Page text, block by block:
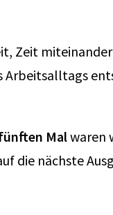
Zeit
Arbeitsalltags
Malwaren
die nächste